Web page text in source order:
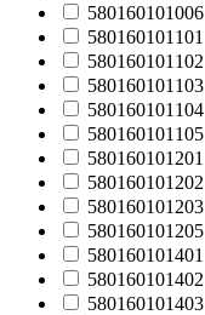
580160101006
580160101101
580160101102
580160101103
580160101104
580160101105
580160101201
580160101202
580160101203
580160101205
580160101401
580160101402
580160101403